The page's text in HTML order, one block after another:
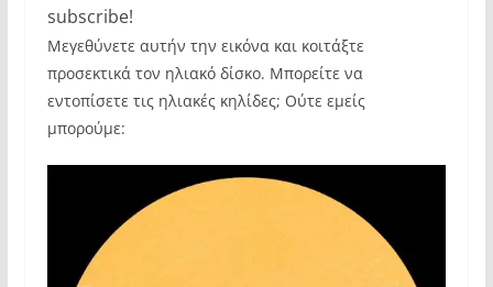
subscribe!
Μεγεθύνετε αυτήν την εικόνα και κοιτάξτε
προσεκτικά τον ηλιακό δίσκο. Μπορείτε να
εντοπίσετε τις ηλιακές κηλίδες; Ούτε εμείς
μπορούμε: